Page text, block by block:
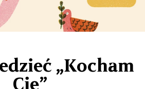
„Kocham
Cię”